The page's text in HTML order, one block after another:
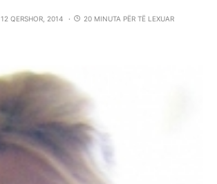
12 QERSHOR, 2014
20 MINUTA PËR TË LEXUAR